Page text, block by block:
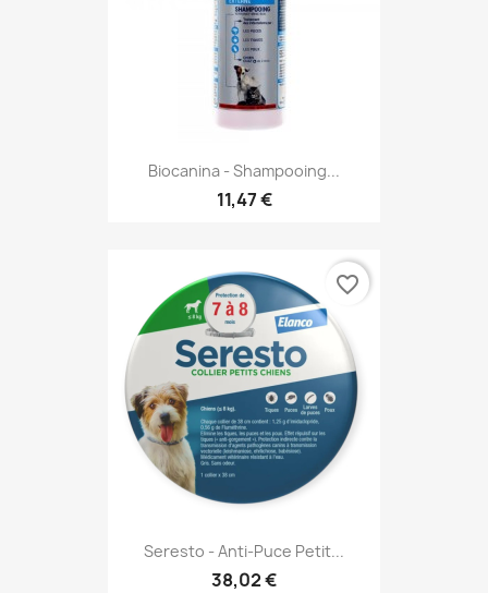
Biocanina - Shampooing...
11,47 €
Seresto - Anti-Puce Petit...
38,02 €
favorite_border